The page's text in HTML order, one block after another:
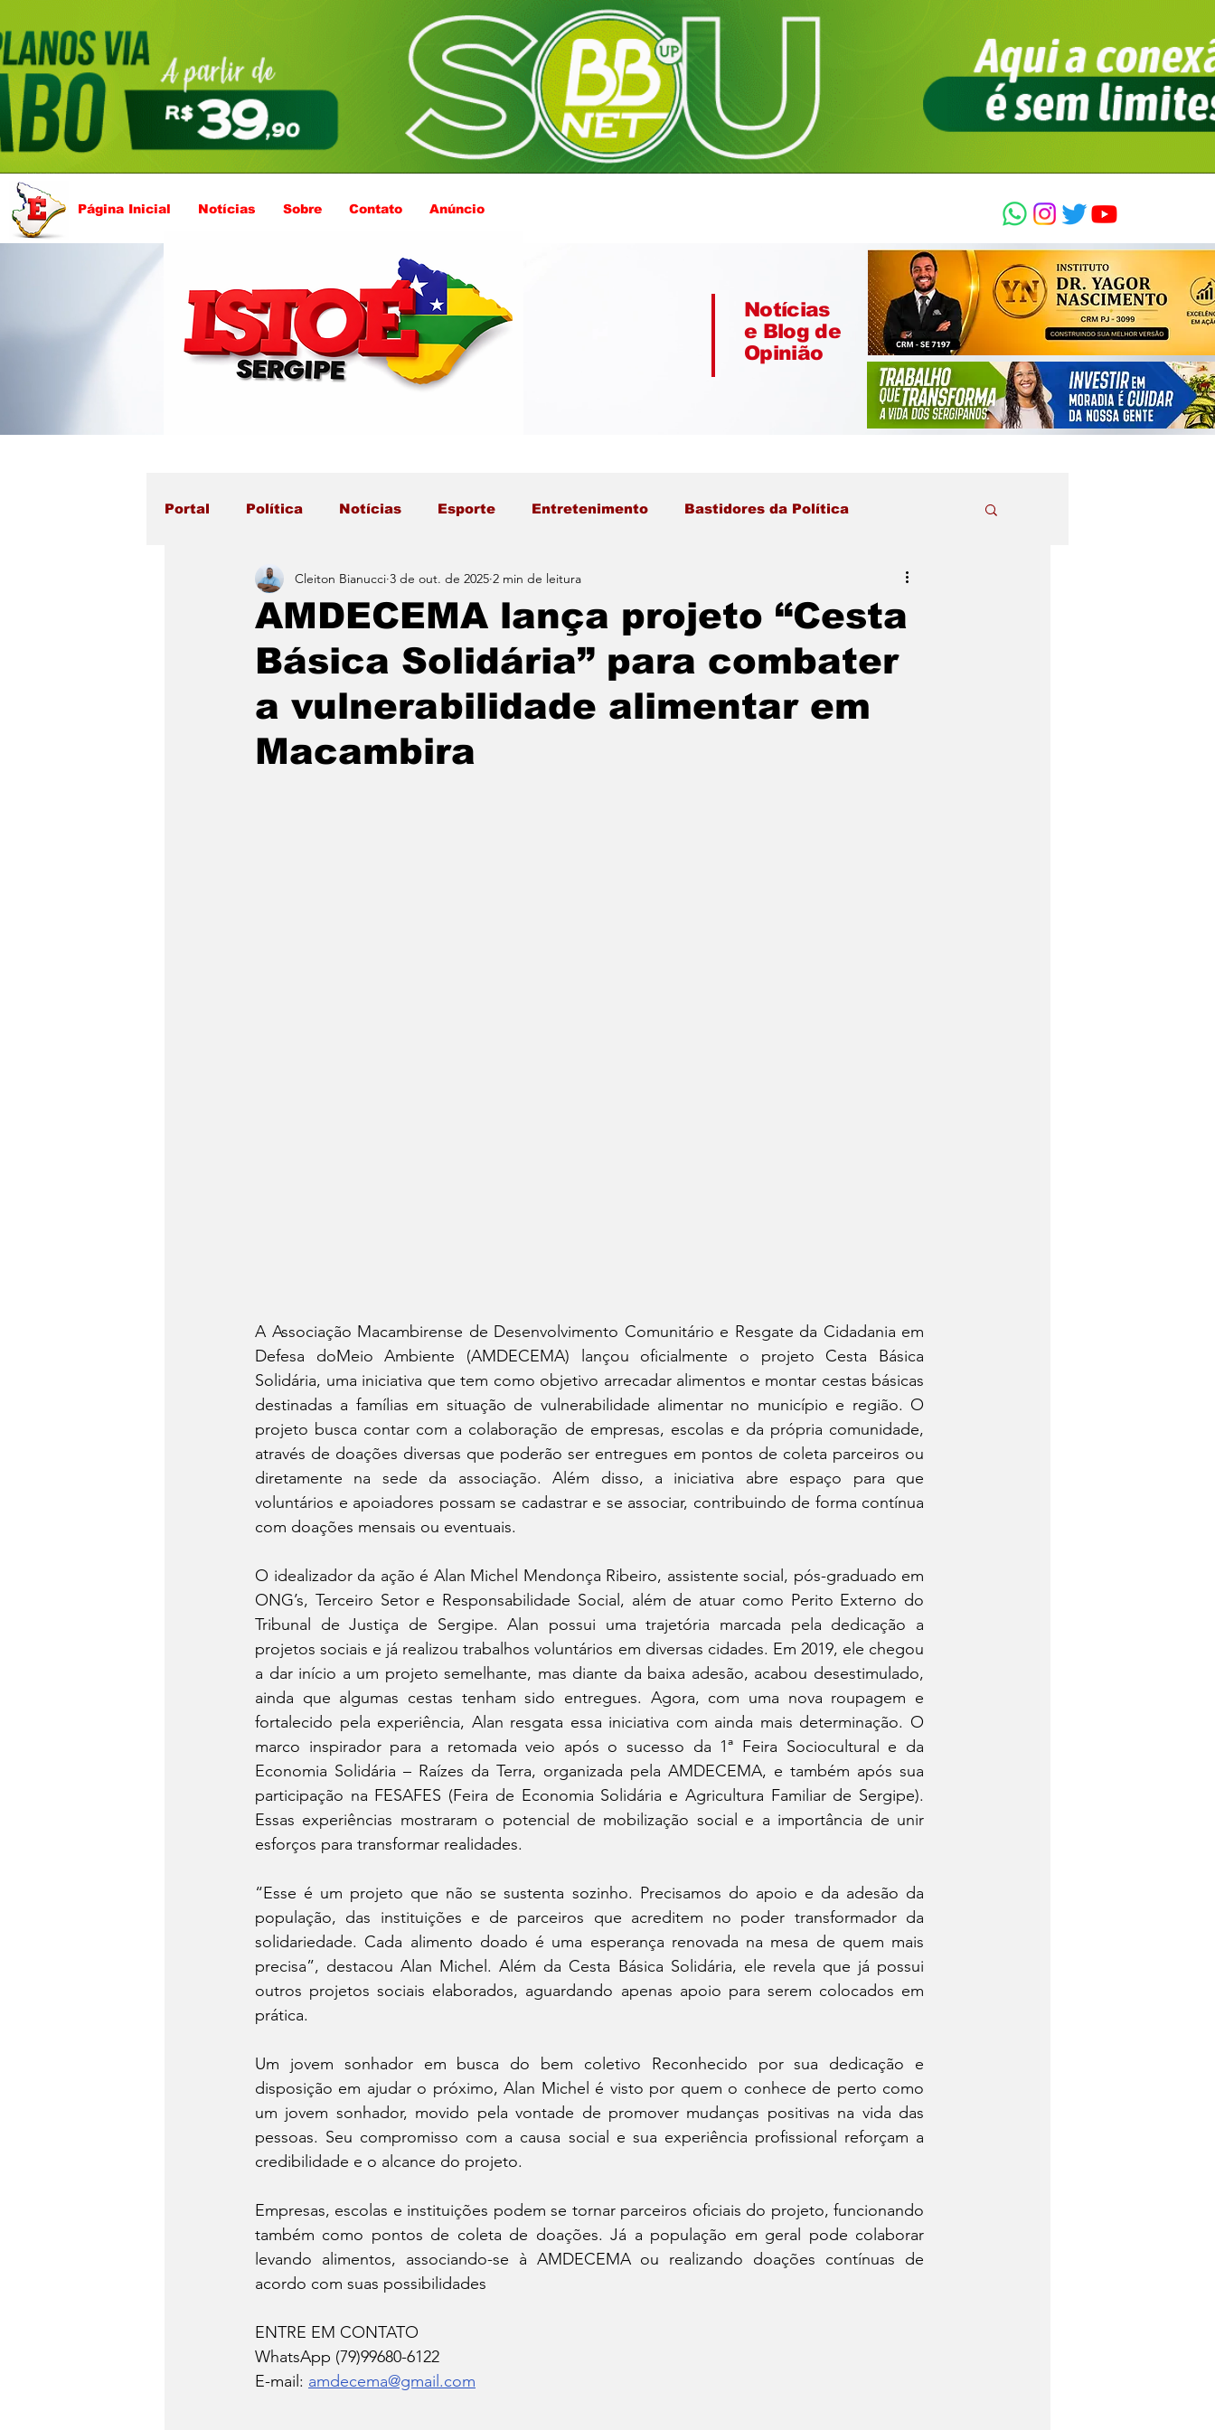
Página Inicial Notícias Sobre Contato Anúncio
Notícias
e Blog de
Opinião
Portal Política Notícias Esporte Entretenimento Bastidores da Política
AMDECEMA lança projeto “Cesta
Básica Solidária” para combater
a vulnerabilidade alimentar em
Macambira
Cleiton Bianucci 3 de out. de 2025 2 min de leitura
A Associação Macambirense de Desenvolvimento Comunitário e Resgate da Cidadania em
Defesa doMeio Ambiente (AMDECEMA) lançou oficialmente o projeto Cesta Básica
Solidária, uma iniciativa que tem como objetivo arrecadar alimentos e montar cestas básicas
destinadas a famílias em situação de vulnerabilidade alimentar no município e região. O
projeto busca contar com a colaboração de empresas, escolas e da própria comunidade,
através de doações diversas que poderão ser entregues em pontos de coleta parceiros ou
diretamente na sede da associação. Além disso, a iniciativa abre espaço para que
voluntários e apoiadores possam se cadastrar e se associar, contribuindo de forma contínua
com doações mensais ou eventuais.
O idealizador da ação é Alan Michel Mendonça Ribeiro, assistente social, pós-graduado em
ONG’s, Terceiro Setor e Responsabilidade Social, além de atuar como Perito Externo do
Tribunal de Justiça de Sergipe. Alan possui uma trajetória marcada pela dedicação a
projetos sociais e já realizou trabalhos voluntários em diversas cidades. Em 2019, ele chegou
a dar início a um projeto semelhante, mas diante da baixa adesão, acabou desestimulado,
ainda que algumas cestas tenham sido entregues. Agora, com uma nova roupagem e
fortalecido pela experiência, Alan resgata essa iniciativa com ainda mais determinação. O
marco inspirador para a retomada veio após o sucesso da 1ª Feira Sociocultural e da
Economia Solidária – Raízes da Terra, organizada pela AMDECEMA, e também após sua
participação na FESAFES (Feira de Economia Solidária e Agricultura Familiar de Sergipe).
Essas experiências mostraram o potencial de mobilização social e a importância de unir
esforços para transformar realidades.
“Esse é um projeto que não se sustenta sozinho. Precisamos do apoio e da adesão da
população, das instituições e de parceiros que acreditem no poder transformador da
solidariedade. Cada alimento doado é uma esperança renovada na mesa de quem mais
precisa”, destacou Alan Michel. Além da Cesta Básica Solidária, ele revela que já possui
outros projetos sociais elaborados, aguardando apenas apoio para serem colocados em
prática.
Um jovem sonhador em busca do bem coletivo Reconhecido por sua dedicação e
disposição em ajudar o próximo, Alan Michel é visto por quem o conhece de perto como
um jovem sonhador, movido pela vontade de promover mudanças positivas na vida das
pessoas. Seu compromisso com a causa social e sua experiência profissional reforçam a
credibilidade e o alcance do projeto.
Empresas, escolas e instituições podem se tornar parceiros oficiais do projeto, funcionando
também como pontos de coleta de doações. Já a população em geral pode colaborar
levando alimentos, associando-se à AMDECEMA ou realizando doações contínuas de
acordo com suas possibilidades
ENTRE EM CONTATO
WhatsApp (79)99680-6122
E-mail: amdecema@gmail.com